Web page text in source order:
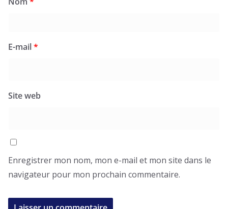
E-mail*
Site web
Enregistrer mon nom, mon e-mail et mon site dans le
navigateur pour mon prochain commentaire.